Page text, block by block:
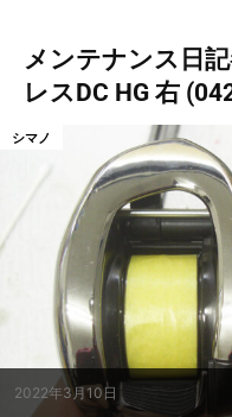
メンテナンス日
レスDC HG 右
2022年3月10日
シマノ